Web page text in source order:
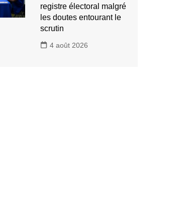
registre électoral malgré
les doutes entourant le
scrutin
4 août 2026